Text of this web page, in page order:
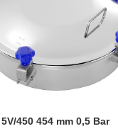
5V/450 454 mm 0,5 Bar